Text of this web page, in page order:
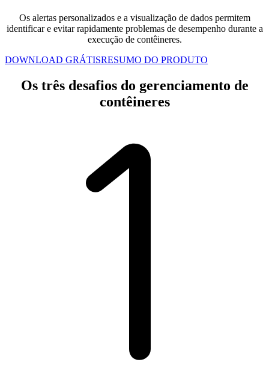
Os alertas personalizados e a visualização de dados permitem
identificar e evitar rapidamente problemas de desempenho durante a
execução de contêineres.
DOWNLOAD GRÁTISRESUMO DO PRODUTO
Os três desafios do gerenciamento de
contêineres